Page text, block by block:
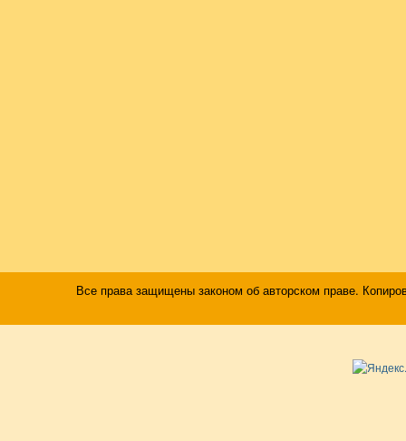
Все права защищены законом об авторском праве.